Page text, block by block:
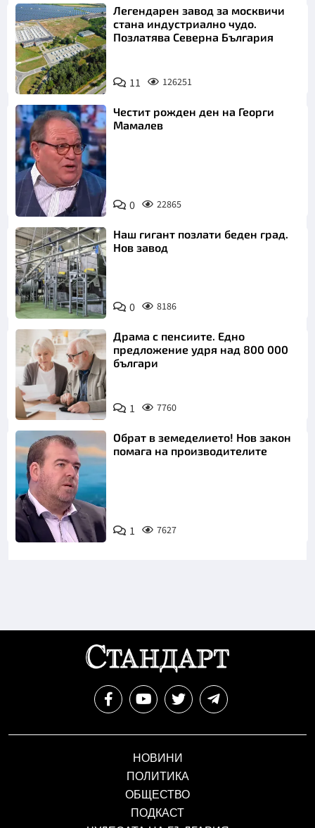
Легендарен завод за москвичи
стана индустриално чудо.
Позлатява Северна България
11 126251
Снимка: БНТ
Честит рожден ден на Георги
Мамалев
0 22865
Наш гигант позлати беден град.
Нов завод
0 8186
Драма с пенсиите. Едно
предложение удря над 800 000
българи
1 7760
Снимка: бТВ
Обрат в земеделието! Нов закон
помага на производителите
1 7627
НОВИНИ
ПОЛИТИКА
ОБЩЕСТВО
ПОДКАСТ